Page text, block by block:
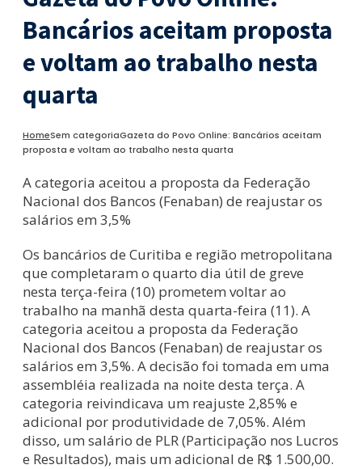
Bancários aceitam proposta
e voltam ao trabalho nesta
quarta
HomeSem categoriaGazeta do Povo Online: Bancários aceitam
proposta e voltam ao trabalho nesta quarta
A categoria aceitou a proposta da Federação
Nacional dos Bancos (Fenaban) de reajustar os
salários em 3,5%
Os bancários de Curitiba e região metropolitana
que completaram o quarto dia útil de greve
nesta terça-feira (10) prometem voltar ao
trabalho na manhã desta quarta-feira (11). A
categoria aceitou a proposta da Federação
Nacional dos Bancos (Fenaban) de reajustar os
salários em 3,5%. A decisão foi tomada em uma
assembléia realizada na noite desta terça. A
categoria reivindicava um reajuste 2,85% e
adicional por produtividade de 7,05%. Além
disso, um salário de PLR (Participação nos Lucros
e Resultados), mais um adicional de R$ 1.500,00.